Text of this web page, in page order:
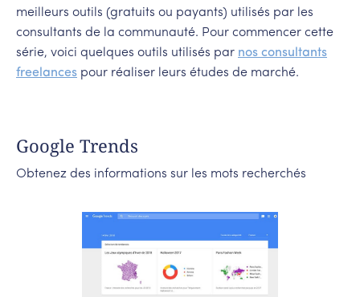
meilleurs outils (gratuits ou payants) utilisés par les
consultants de la communauté. Pour commencer cette
série, voici quelques outils utilisés par nos consultants
freelances pour réaliser leurs études de marché.
Google Trends
Obtenez des informations sur les mots recherchés